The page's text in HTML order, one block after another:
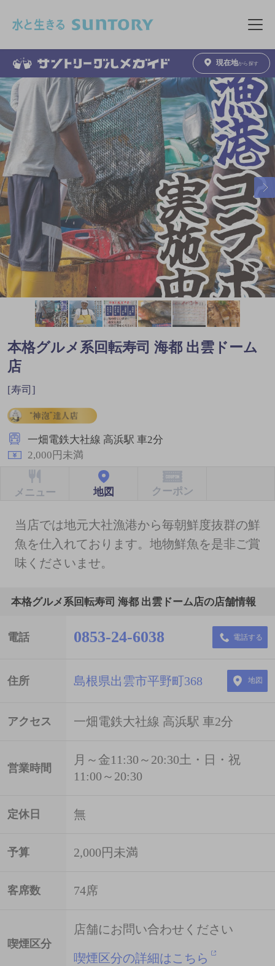
メニュ
現在地から探す
本格グルメ系回転寿司 海都 出雲ドーム
店
[寿司]
一畑電鉄大社線 高浜駅 車2分
2,000円未満
メニュー 地図 クーポン
当店では地元大社漁港から毎朝鮮度抜群の鮮
魚を仕入れております。地物鮮魚を是非ご賞
味くださいませ。
本格グルメ系回転寿司 海都 出雲ドーム店の店舗情報
電話 0853-24-6038 電話する
住所 島根県出雲市平野町368 地図
アクセス 一畑電鉄大社線 高浜駅 車2分
営業時間
月～金11:30～20:30土・日・祝
11:00～20:30
定休日 無
予算 2,000円未満
客席数 74席
喫煙区分
店舗にお問い合わせください
喫煙区分の詳細はこちら